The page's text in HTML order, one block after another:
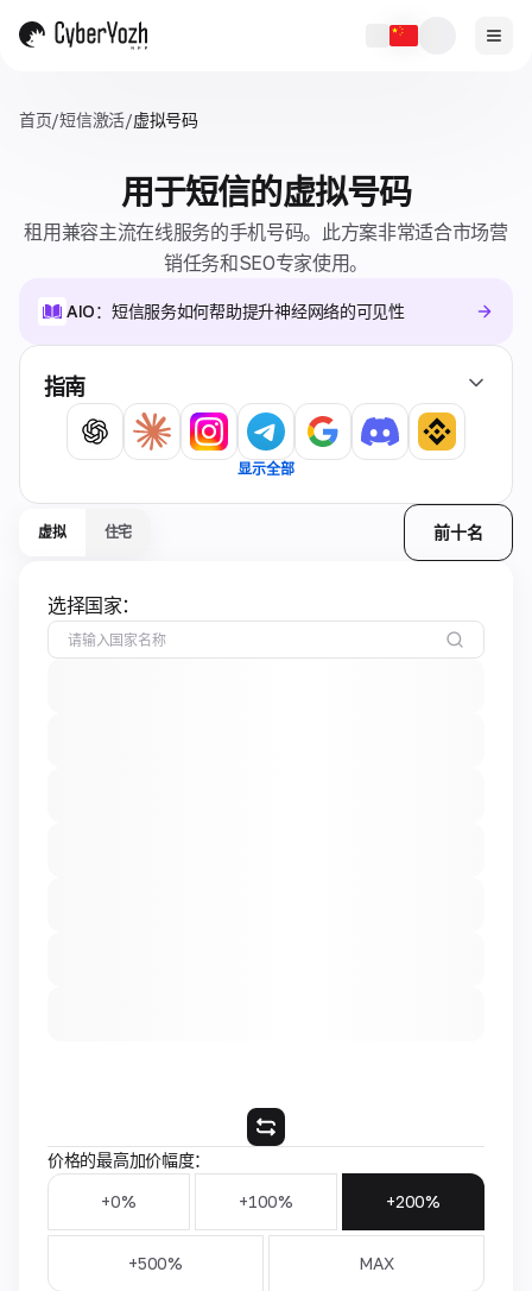
首页/短信激活/虚拟号码
用于短信的虚拟号码
租用兼容主流在线服务的手机号码。此方案非常适合市场营
销任务和SEO专家使用。
AIO：短信服务如何帮助提升神经网络的可见性
指南
显示全部
虚拟 住宅 前十名
选择国家：
价格的最高加价幅度：
+0% +100% +200%
+500% MAX